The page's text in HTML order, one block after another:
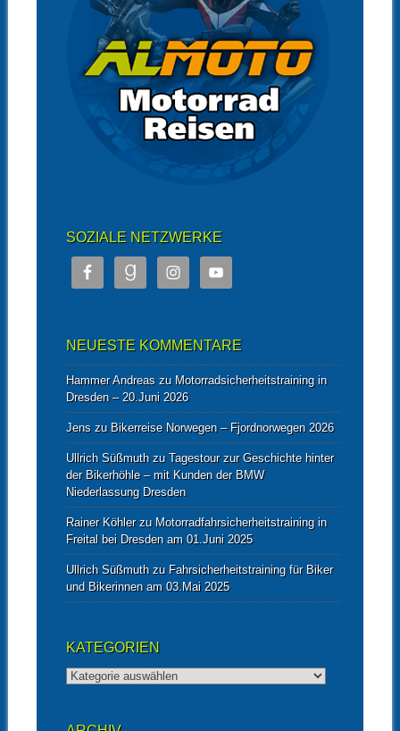
SOZIALE NETZWERKE
NEUESTE KOMMENTARE
Hammer Andreaszu Motorradsicherheitstraining in
Dresden – 20.Juni 2026
Jenszu Bikerreise Norwegen – Fjordnorwegen 2026
Ullrich Süßmuthzu Tagestour zur Geschichte hinter
der Bikerhöhle – mit Kunden der BMW
Niederlassung Dresden
Rainer Köhlerzu Motorradfahrsicherheitstraining in
Freital bei Dresden am 01.Juni 2025
Ullrich Süßmuthzu Fahrsicherheitstraining für Biker
und Bikerinnen am 03.Mai 2025
KATEGORIEN
Kategorien